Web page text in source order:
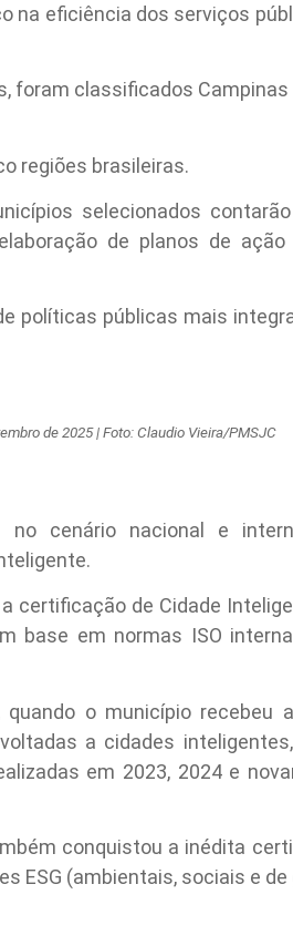
eficiência dos serviços
foram classificados Campinas
regiões brasileiras.
selecionados
de planos de
políticas públicas mais
de 2025 | Foto: Claudio Vieira/PMSJC
cenário nacional e
certificação de Cidade
em normas ISO
o município
a cidades
em 2023, 2024 e
conquistou a inédita
ESG (ambientais, sociais e de